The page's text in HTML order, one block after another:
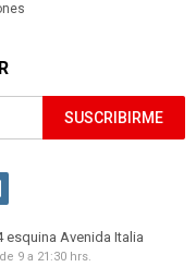
SUSCRIBIRME
esquina Avenida Italia
9 a 21:30 hrs.